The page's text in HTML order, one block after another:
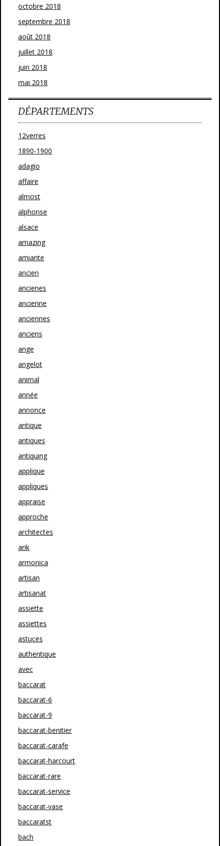
octobre 2018
septembre 2018
août 2018
juillet 2018
juin 2018
mai 2018
DÉPARTEMENTS
12verres
1890-1900
adagio
affaire
almost
alphonse
alsace
amazing
amiante
ancien
ancienes
ancienne
anciennes
anciens
ange
angelot
animal
année
annonce
antique
antiques
antiquing
applique
appliques
appraise
approche
architectes
arik
armonica
artisan
artisanat
assiette
assiettes
astuces
authentique
avec
baccarat
baccarat-6
baccarat-9
baccarat-benitier
baccarat-carafe
baccarat-harcourt
baccarat-rare
baccarat-service
baccarat-vase
baccaratst
bach